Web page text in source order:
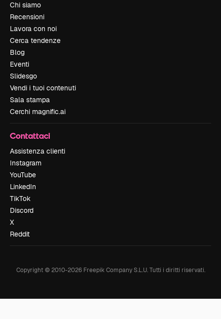
Chi siamo
Recensioni
Lavora con noi
Cerca tendenze
Blog
Eventi
Slidesgo
Vendi i tuoi contenuti
Sala stampa
Cerchi magnific.ai
Contattaci
Assistenza clienti
Instagram
YouTube
LinkedIn
TikTok
Discord
X
Reddit
Copyright © 2010-2026Freepik Company S.L.U. Tutti i diritti riservati.